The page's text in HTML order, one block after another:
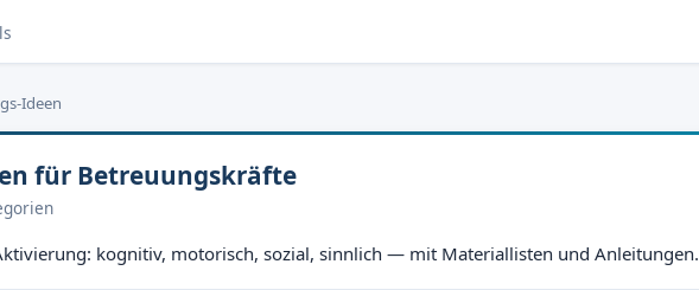
Ideen
für Betreuungskräfte
kognitiv, motorisch, sozial, sinnlich — mit Materiallisten und Anleitungen.